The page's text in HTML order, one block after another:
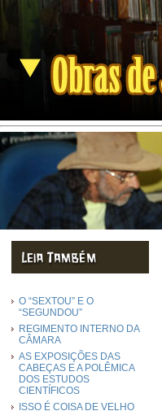
O “SEXTOU” E O
“SEGUNDOU”
REGIMENTO INTERNO DA
CÂMARA
AS EXPOSIÇÕES DAS
CABEÇAS E A POLÊMICA
DOS ESTUDOS
CIENTÍFICOS
ISSO É COISA DE VELHO